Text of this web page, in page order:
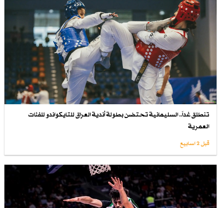
تنطلق غداً.. السليمانية تحتضن بطولة أندية العراق للتايكواندو للفئات
العمرية
قبل 2 اسابیع